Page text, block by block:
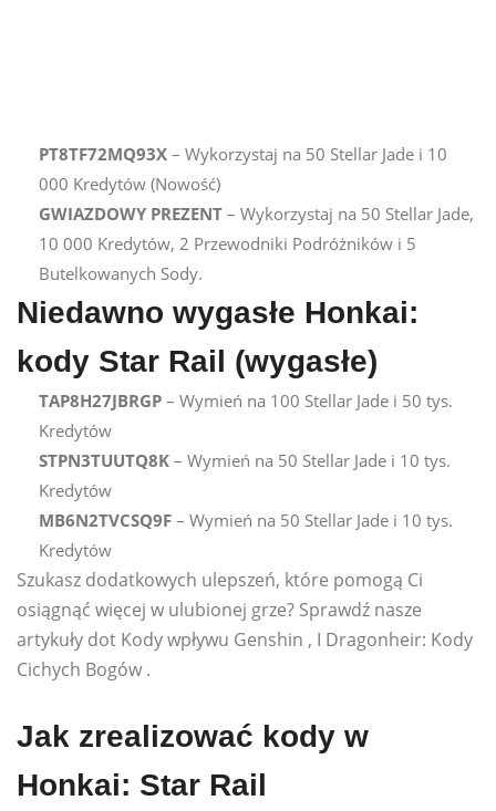
PT8TF72MQ93X – Wykorzystaj na 50 Stellar Jade i 10
000 Kredytów (Nowość)
GWIAZDOWY PREZENT – Wykorzystaj na 50 Stellar Jade,
10 000 Kredytów, 2 Przewodniki Podróżników i 5
Butelkowanych Sody.
Niedawno wygasłe Honkai:
kody Star Rail (wygasłe)
TAP8H27JBRGP – Wymień na 100 Stellar Jade i 50 tys.
Kredytów
STPN3TUUTQ8K – Wymień na 50 Stellar Jade i 10 tys.
Kredytów
MB6N2TVCSQ9F – Wymień na 50 Stellar Jade i 10 tys.
Kredytów
Szukasz dodatkowych ulepszeń, które pomogą Ci
osiągnąć więcej w ulubionej grze? Sprawdź nasze
artykuły dot Kody wpływu Genshin , I Dragonheir: Kody
Cichych Bogów .
Jak zrealizować kody w
Honkai: Star Rail